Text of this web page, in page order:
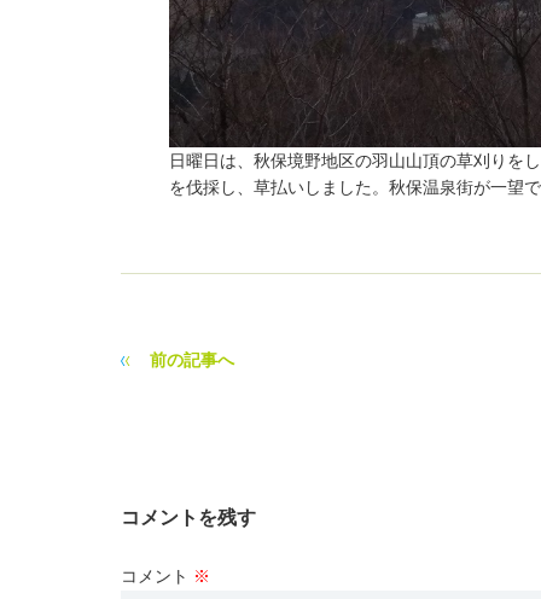
日曜日は、秋保境野地区の羽山山頂の草刈りを
を伐採し、草払いしました。秋保温泉街が一望
前の記事へ
コメントを残す
コメント ※